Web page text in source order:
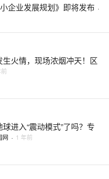
小企业发展规划》即将发布 ·
火情，现场浓烟冲天！区
进入“震动模式”了吗？专
网 · 1 年前